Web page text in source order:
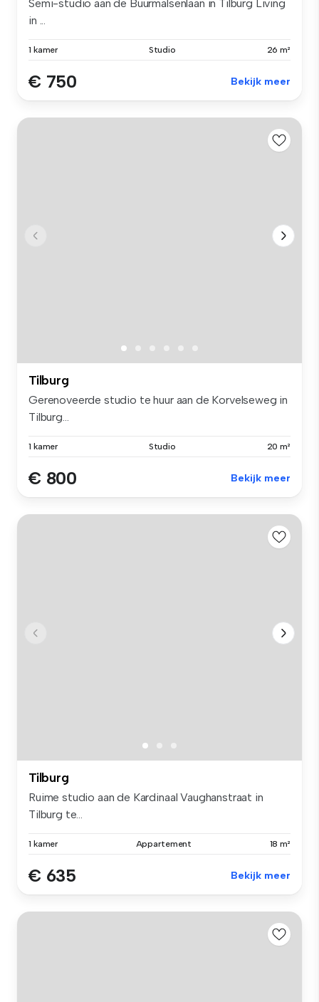
Semi-studio aan de Buurmalsenlaan in Tilburg Living
in ...
1 kamer Studio 26 m²
€ 750 Bekijk meer
Tilburg
Gerenoveerde studio te huur aan de Korvelseweg in
Tilburg...
1 kamer Studio 20 m²
€ 800 Bekijk meer
Tilburg
Ruime studio aan de Kardinaal Vaughanstraat in
Tilburg te...
1 kamer Appartement 18 m²
€ 635 Bekijk meer